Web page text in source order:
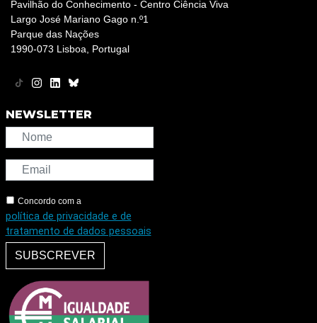
Pavilhão do Conhecimento - Centro Ciência Viva
Largo José Mariano Gago n.º1
Parque das Nações
1990-073 Lisboa, Portugal
NEWSLETTER
Concordo com a
política de privacidade e de
tratamento de dados pessoais
SUBSCREVER